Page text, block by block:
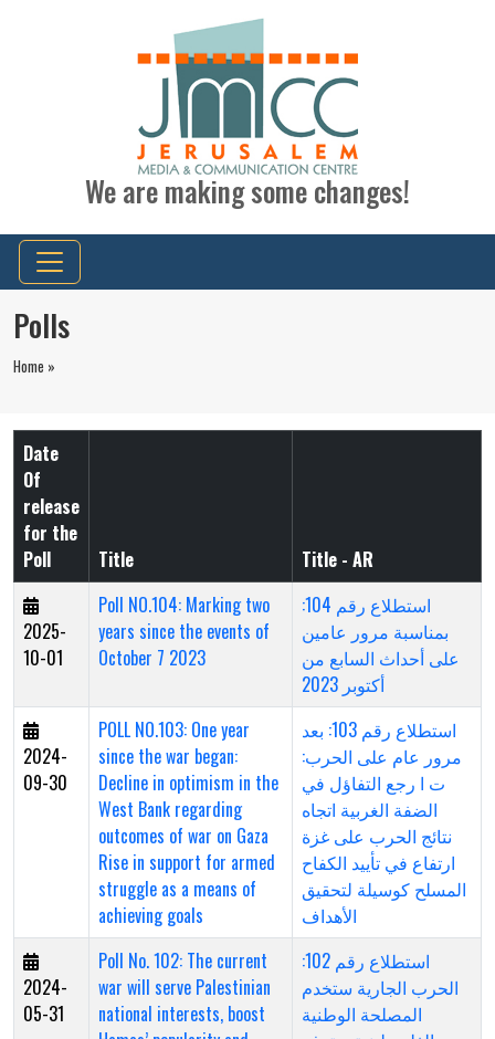
We are making some changes!
Polls
Home »
Date
Of
release
for the
Poll
Title Title - AR
2025-
10-01
Poll NO.104: Marking two
years since the events of
October 7 2023
استطلاع رقم 104:
بمناسبة مرور عامين
على أحداث السابع من
أكتوبر 2023
2024-
09-30
POLL NO.103: One year
since the war began:
Decline in optimism in the
West Bank regarding
outcomes of war on Gaza
Rise in support for armed
struggle as a means of
achieving goals
استطلاع رقم 103: بعد
مرور عام على الحرب:
ت ا رجع التفاؤل في
الضفة الغربية اتجاه
نتائج الحرب على غزة
ارتفاع في تأييد الكفاح
المسلح كوسيلة لتحقيق
الأهداف
2024-
05-31
Poll No. 102: The current
war will serve Palestinian
national interests, boost
استطلاع رقم 102:
الحرب الجارية ستخدم
المصلحة الوطنية